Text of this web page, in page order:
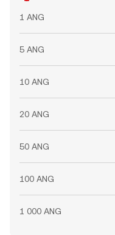
1 ANG
5 ANG
10 ANG
20 ANG
50 ANG
100 ANG
1 000 ANG